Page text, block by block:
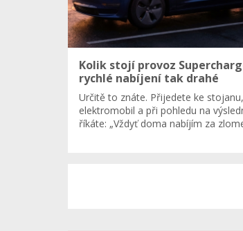
Kolik stojí provoz
rychlé nabíjení tak drahé
Určitě to znáte. Přijedete ke
elektromobil a při pohledu na
říkáte: „Vždyť doma nabíjím za